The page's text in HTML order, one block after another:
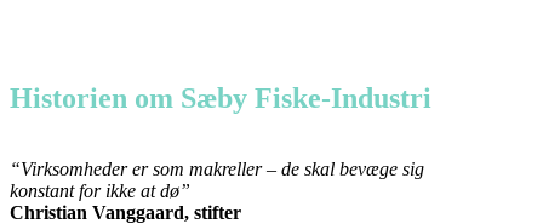
Historien om Sæby Fiske-Industri
“Virksomheder er som makreller – de skal bevæge sig
konstant for ikke at dø”
Christian Vanggaard, stifter